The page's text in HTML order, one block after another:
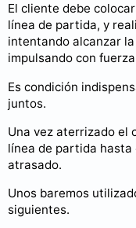
El cliente debe
línea de partida, y
intentando alcanzar
impulsando con
Es condición
juntos.
Una vez aterrizado el
línea de partida hasta
atrasado.
Unos baremos
siguientes.